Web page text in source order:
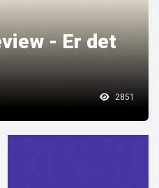
- Er det
2851